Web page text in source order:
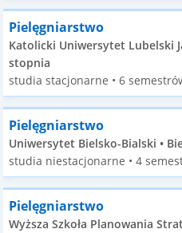
Pielęgniarstwo
Katolicki Uniwersytet Lubelski
stopnia
studia stacjonarne • 6
Pielęgniarstwo
Uniwersytet Bielsko-Bialski •
studia niestacjonarne • 4
Pielęgniarstwo
Wyższa Szkoła Planowania